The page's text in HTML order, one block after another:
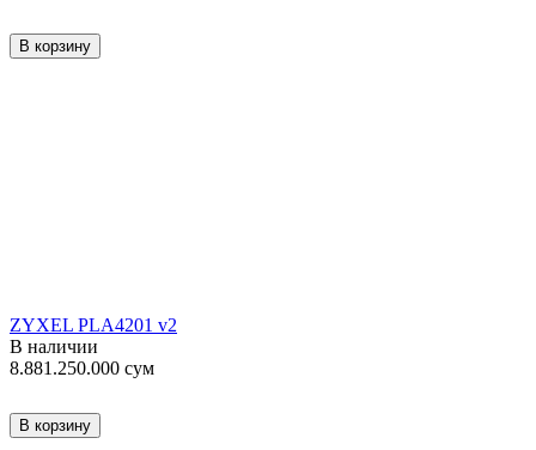
В корзину
ZYXEL PLA4201 v2
В наличии
8.881.250.000 сум
В корзину